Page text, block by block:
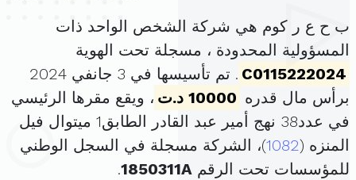
ب ح ع ر كوم هي شركة الشخص الواحد ذات
المسؤولية المحدودة ، مسجلة تحت الهوية
C0115222024
. تم تأسيسها في 3 جانفي 2024
برأس مال قدره 10000 د.ت
، ويقع مقرها الرئيسي
في عدد38 نهج أمير عبد القادر الطابق1 ميتوال فيل
المنزه (1082)، الشركة مسجلة في السجل الوطني
للمؤسسات تحت الرقم 1850311A
.